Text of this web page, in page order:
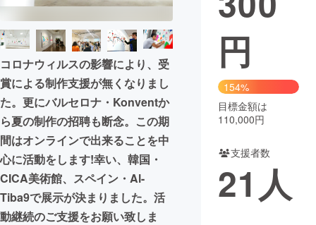
ビジネス・起業
まちづくり・地域活性化
CAMPFIRE for Social Good
CAMPFIRE Creation
CAMPFIREふるさと納税machi-ya コミュニティ
コロナウィルスの影響により、受
賞による制作支援が無くなりまし
た。更にバルセロナ・Konventか
ら夏の制作の招聘も断念。この期
間はオンラインで出来ることを中
心に活動をします!幸い、韓国・
CICA美術館、スペイン・Al-
Tiba9で展示が決まりました。活
動継続のご支援をお願い致しま
円
154%
目標金額は
110,000円
支援者数
21 人